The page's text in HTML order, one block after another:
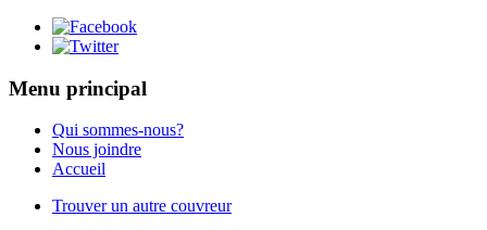
Menu principal
Qui sommes-nous?
Nous joindre
Accueil
Trouver un autre couvreur